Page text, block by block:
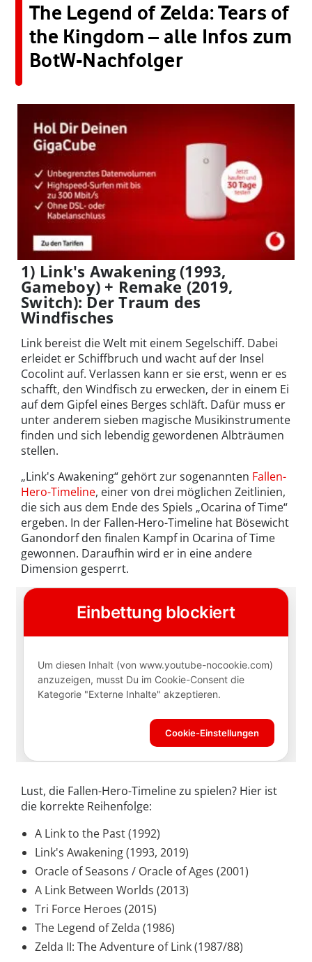
The Legend of Zelda: Tears of
the Kingdom – alle Infos zum
BotW-Nachfolger
1) Link's Awakening (1993,
Gameboy) + Remake (2019,
Switch): Der Traum des
Windfisches
Link bereist die Welt mit einem Segelschiff. Dabei
erleidet er Schiffbruch und wacht auf der Insel
Cocolint auf. Verlassen kann er sie erst, wenn er es
schafft, den Windfisch zu erwecken, der in einem Ei
auf dem Gipfel eines Berges schläft. Dafür muss er
unter anderem sieben magische Musikinstrumente
finden und sich lebendig gewordenen Albträumen
stellen.
„Link's Awakening“ gehört zur sogenannten Fallen-
Hero-Timeline, einer von drei möglichen Zeitlinien,
die sich aus dem Ende des Spiels „Ocarina of Time“
ergeben. In der Fallen-Hero-Timeline hat Bösewicht
Ganondorf den finalen Kampf in Ocarina of Time
gewonnen. Daraufhin wird er in eine andere
Dimension gesperrt.
Lust, die Fallen-Hero-Timeline zu spielen? Hier ist
die korrekte Reihenfolge:
A Link to the Past (1992)
Link's Awakening (1993, 2019)
Oracle of Seasons / Oracle of Ages (2001)
A Link Between Worlds (2013)
Tri Force Heroes (2015)
The Legend of Zelda (1986)
Zelda II: The Adventure of Link (1987/88)